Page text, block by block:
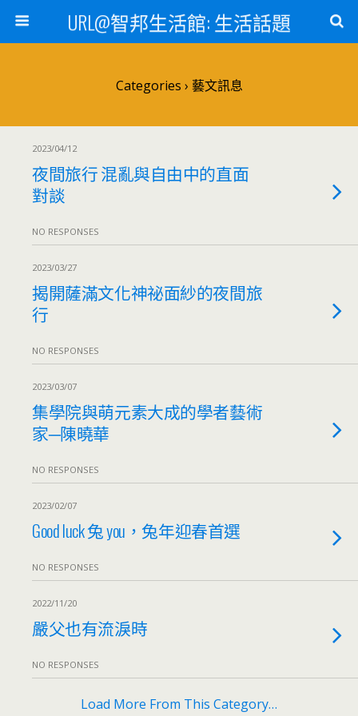
URL@智邦生活館: 生活話題
Categories › 藝文訊息
2023/04/12
夜間旅行 混亂與自由中的直面
對談
NO RESPONSES
2023/03/27
揭開薩滿文化神祕面紗的夜間旅
行
NO RESPONSES
2023/03/07
集學院與萌元素大成的學者藝術
家─陳曉華
NO RESPONSES
2023/02/07
Good luck 兔 you，兔年迎春首選
NO RESPONSES
2022/11/20
嚴父也有流淚時
NO RESPONSES
Load More From This Category…